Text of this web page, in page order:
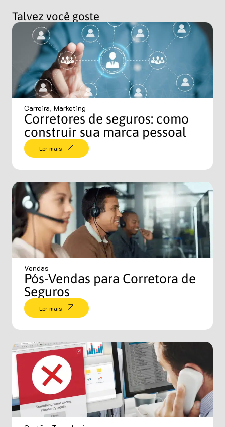
Talvez você goste
Carreira, Marketing
Corretores de seguros: como
construir sua marca pessoal
Ler mais
Vendas
Pós-Vendas para Corretora de
Seguros
Ler mais